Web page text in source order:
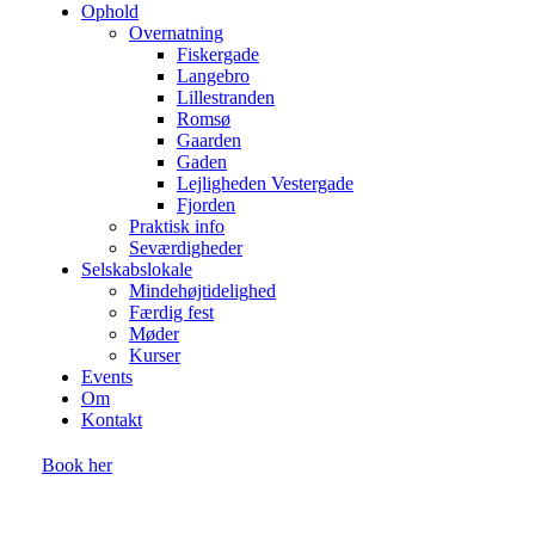
Ophold
Overnatning
Fiskergade
Langebro
Lillestranden
Romsø
Gaarden
Gaden
Lejligheden Vestergade
Fjorden
Praktisk info
Seværdigheder
Selskabslokale
Mindehøjtidelighed
Færdig fest
Møder
Kurser
Events
Om
Kontakt
Book her